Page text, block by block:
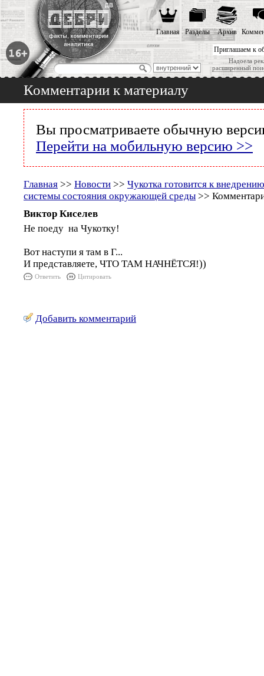
Приглашаем к
Надоела
расширенный
Главная Разделы Архив
Комментарии к материалу
Вы просматриваете обычную
Перейти на мобильную версию >>
Главная >> Новости >> Чукотка готовится к
системы состояния окружающей среды >>
Виктор Киселев
Не поеду на Чукотку!
Вот наступи я там в Г...
И представляете, ЧТО ТАМ НАЧНЁТСЯ!))
Ответить Цитировать
Добавить комментарий